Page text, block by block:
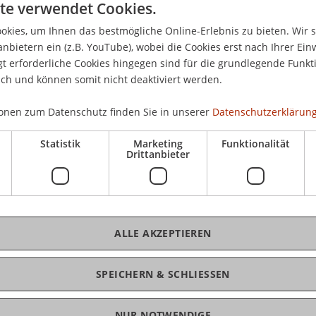
von Claude Lichtenstein, Architekt und
überhaupt und ist mit vielfältigen
von Funktionalität bis
der Propstei St. Peterzell widmet ihm eine
zeigen Modelle, Prototypen und
einem Arbeitsgespräch mit vier dieser
Baumann, Andreas Bechtiger und Fabian
der Universität Liechtenstein
zum Thema Stuhl. Dazu zeigen sie die
Semesterarbeit bei ihrem Dozenten
verwendet Cookies.
um Ihnen das bestmögliche Online-Erlebnis zu bieten. Wir
ein (z.B. YouTube), wobei die Cookies erst nach Ihrer
erforderliche Cookies hingegen sind für die grundlegende
und können somit nicht deaktiviert werden.
zum Datenschutz finden Sie in unserer
Statistik Marketing
Drittanbieter
Funktionalität
SPEICHERN & SCHLIESSEN
ALLE AKZEPTIEREN